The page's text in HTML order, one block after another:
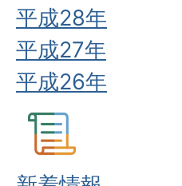
平成28年
平成27年
平成26年